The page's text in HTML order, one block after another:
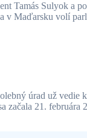
Tamás Sulyok a
Maďarsku volí
úrad už
21. februára